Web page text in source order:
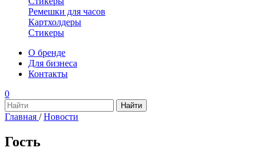
Ремешки для часов
Картхолдеры
Стикеры
О бренде
Для бизнеса
Контакты
0
Главная / Новости
Гость